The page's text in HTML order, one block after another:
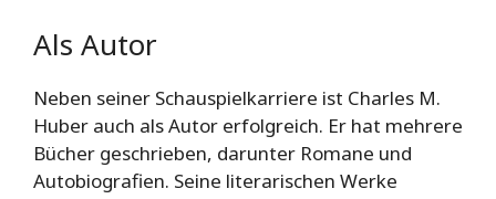
Als Autor
Neben seiner Schauspielkarriere ist Charles M.
Huber auch als Autor erfolgreich. Er hat mehrere
Bücher geschrieben, darunter Romane und
Autobiografien. Seine literarischen Werke